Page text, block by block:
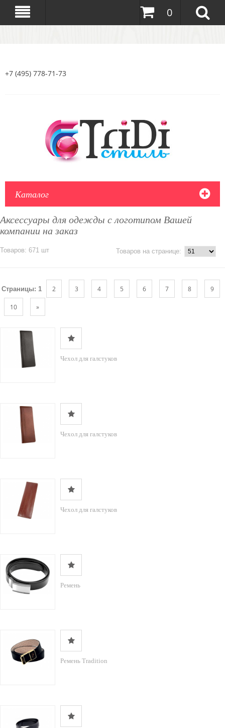
0
+7 (495) 778-71-73
Каталог
Аксессуары для одежды с логотипом Вашей
компании на заказ
Товаров: 671 шт Товаров на странице:
Страницы: 1 2 3 4 5 6 7 8 9
10 »
Чехол для галстуков
Чехол для галстуков
Чехол для галстуков
Ремень
Ремень Tradition